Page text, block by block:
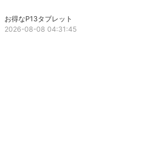
お得なP13タブレット
2026-08-08 04:31:45